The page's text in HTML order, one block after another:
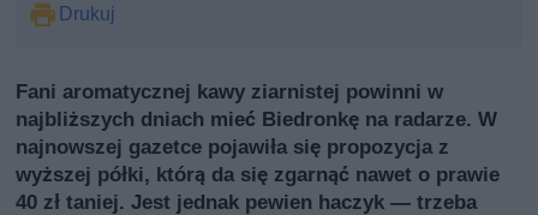
Drukuj
Fani aromatycznej kawy ziarnistej powinni w
najbliższych dniach mieć Biedronkę na radarze. W
najnowszej gazetce pojawiła się propozycja z
wyższej półki, którą da się zgarnąć nawet o prawie
40 zł taniej. Jest jednak pewien haczyk — trzeba